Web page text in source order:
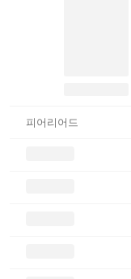
피어리어드